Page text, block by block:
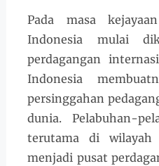
Pada masa
Indonesia mulai
perdagangan
Indonesia
persinggahan
dunia. Pelabuhan-
terutama di wilayah
menjadi pusat